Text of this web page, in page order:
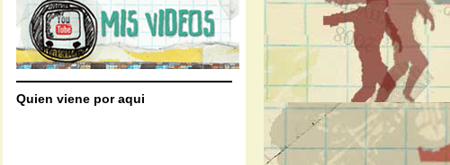
Quien viene por aqui